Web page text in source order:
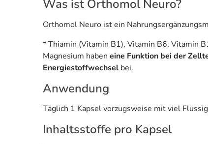
Was ist Orthomol Neuro?
Orthomol Neuro ist ein
* Thiamin (Vitamin B1), Vitamin B6, Vitamin
Magnesium haben eine Funktion bei der
Energiestoffwechsel bei.
Anwendung
Täglich 1 Kapsel vorzugsweise mit viel
Inhaltsstoffe pro Kapsel